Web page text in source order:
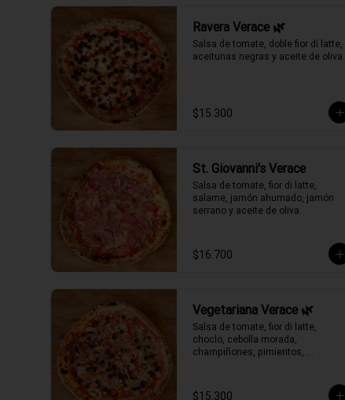
Ravera Verace 🌿
Salsa de tomate, doble fior di latte,
aceitunas negras y aceite de oliva.
$15.300
St. Giovanni's Verace
Salsa de tomate, fior di latte,
salame, jamón ahumado, jamón
serrano y aceite de oliva.
$16.700
Vegetariana Verace 🌿
Salsa de tomate, fior di latte,
choclo, cebolla morada,
champiñones, pimientos,
$15.300